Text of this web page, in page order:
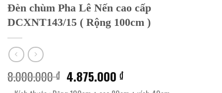
Đèn chùm Pha Lê Nến cao cấp
DCXNT143/15 ( Rộng 100cm )
8.000.000₫ Giá
gốc
4.875.000₫Giá
hiện